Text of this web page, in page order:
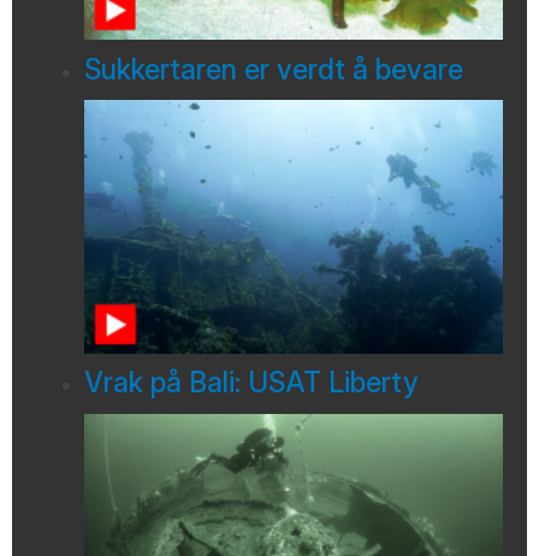
Sukkertaren er verdt å bevare
Vrak på Bali: USAT Liberty